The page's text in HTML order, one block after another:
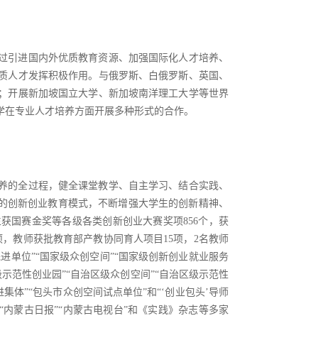
进国内外优质教育资源、加强国际化人才培养、
才发挥积极作用。与俄罗斯、白俄罗斯、英国、
开展新加坡国立大学、新加坡南洋理工大学等世界
专业人才培养方面开展多种形式的合作。
全过程，健全课堂教学、自主学习、结合实践、
新创业教育模式，不断增强大学生的创新精神、
国赛金奖等各级各类创新创业大赛奖项856个，获
教师获批教育部产教协同育人项目15项，2名教师
单位”“国家级众创空间”“国家级创新创业就业服务
范性创业园”“自治区级众创空间”“自治区级示范性
体”“包头市众创空间试点单位”和“‘创业包头’导师
蒙古日报”“内蒙古电视台”和《实践》杂志等多家